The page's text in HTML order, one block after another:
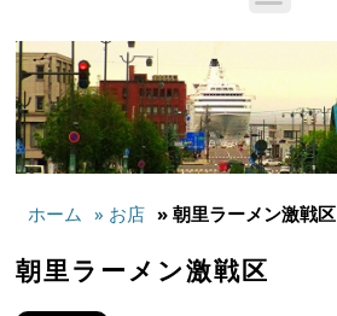
ホーム » お店 » 朝里ラーメン激戦区
朝里ラーメン激戦区